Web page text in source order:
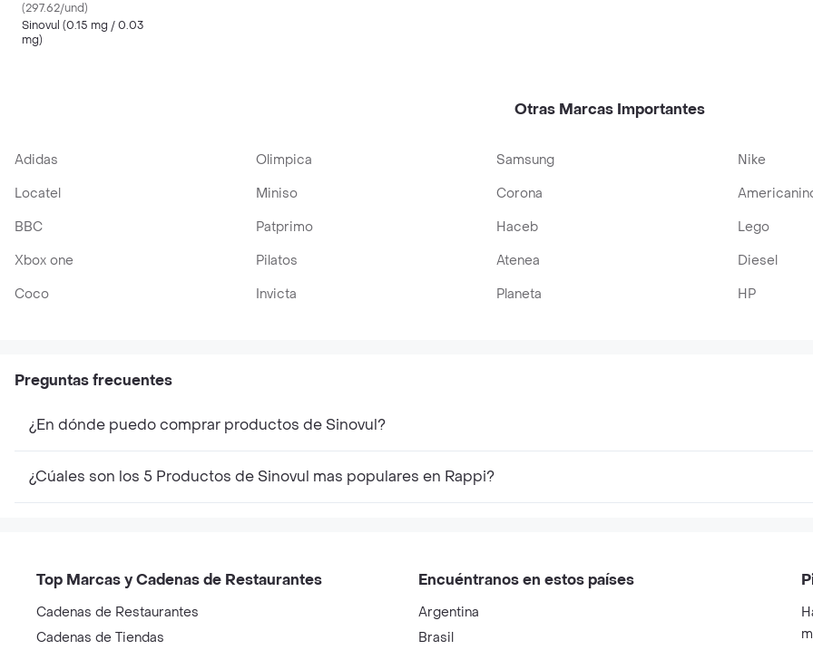
(297.62/und)
Sinovul (0.15 mg / 0.03
mg)
Otras Marcas Importantes
Adidas Olimpica Samsung Nike
Locatel
Miniso Corona
BBC
Patprimo Haceb Lego
Xbox one
Pilatos Atenea Diesel
Coco
Invicta Planeta HP
Preguntas frecuentes
¿En dónde puedo comprar productos de Sinovul?
¿Cúales son los 5 Productos de Sinovul mas populares en Rappi?
Top Marcas y Cadenas de Restaurantes
Cadenas de Restaurantes
Cadenas de Tiendas
Encuéntranos en estos países
Argentina
Brasil